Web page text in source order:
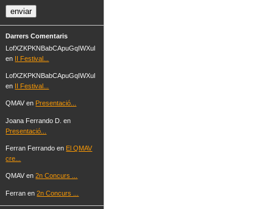
Darrers Comentaris
LofXZKPKNBabCApuGqIWXul
en II Festival...
LofXZKPKNBabCApuGqIWXul
en II Festival...
QMAV en Presentació...
Joana Ferrando D. en
Presentació...
Ferran Ferrando en El QMAV
cre...
QMAV en2n Concurs ...
Ferran en2n Concurs ...